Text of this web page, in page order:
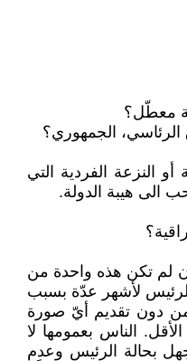
معطّل؟
الجمهوري؟
النزعة الفردية التي
الى هيبة الدولة.
لم تكن هذه واحدة من
لأشهر عدّة بسبب
دون تقديم أيّ صورة
الناس بعمومها لا
بحالة الرئيس وعدم